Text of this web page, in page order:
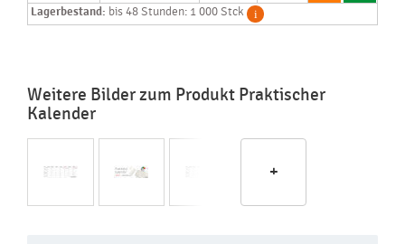
Lagerbestand: bis 48 Stunden: 1 000 Stck
Weitere Bilder zum Produkt Praktischer
Kalender
+